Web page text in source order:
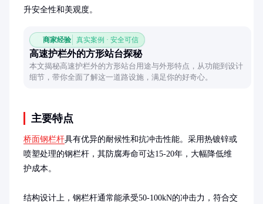
升安全性和美观度。
商家经验 真实案例 · 安全可信
高速护栏外的方形站台探秘
本文揭秘高速护栏外的方形站台用途与外形特点，从功能到设计
细节，带你全面了解这一道路设施，满足你的好奇心。
主要特点
桥面钢栏杆具有优异的耐候性和抗冲击性能。采用热镀锌或
喷塑处理的钢栏杆，其防腐寿命可达15-20年，大幅降低维
护成本。
结构设计上，钢栏杆通常能承受50-100kN的冲击力，符合交